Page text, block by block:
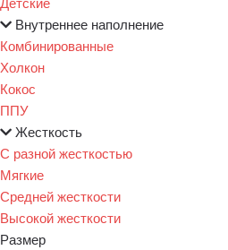
Внутреннее наполнение
Комбинированные
Холкон
Кокос
ППУ
Жесткость
С разной жесткостью
Мягкие
Средней жесткости
Высокой жесткости
Размер